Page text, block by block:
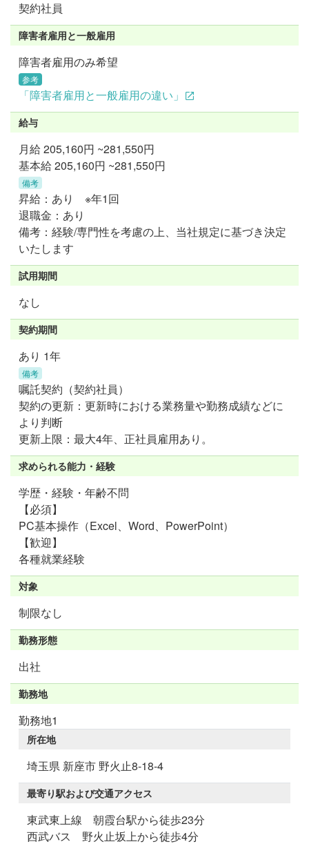
契約社員
障害者雇用と一般雇用
障害者雇用のみ希望
参考
「障害者雇用と一般雇用の違い」
給与
月給205,160円 ~281,550円
基本給 205,160円 ~281,550円
備考
昇給：あり ※年1回
退職金：あり
備考：経験/専門性を考慮の上、当社規定に基づき決定
いたします
試用期間
なし
契約期間
あり 1年
備考
嘱託契約（契約社員）
契約の更新：更新時における業務量や勤務成績などに
より判断
更新上限：最大4年、正社員雇用あり。
求められる能力・経験
学歴・経験・年齢不問
【必須】
PC基本操作（Excel、Word、PowerPoint）
【歓迎】
各種就業経験
対象
制限なし
勤務形態
出社
勤務地
勤務地1
所在地
埼玉県 新座市 野火止8-18-4
最寄り駅および交通アクセス
東武東上線 朝霞台駅から徒歩23分
西武バス 野火止坂上から徒歩4分